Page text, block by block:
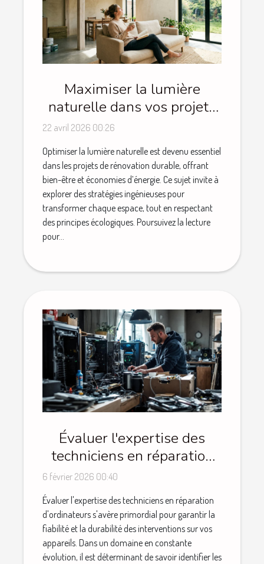
Maximiser la lumière
naturelle dans vos projets
de rénovation durable
22 avril 2026 00:26
Optimiser la lumière naturelle est devenu essentiel
dans les projets de rénovation durable, offrant
bien-être et économies d’énergie. Ce sujet invite à
explorer des stratégies ingénieuses pour
transformer chaque espace, tout en respectant
des principes écologiques. Poursuivez la lecture
pour...
Évaluer l'expertise des
techniciens en réparation
d'ordinateurs
6 février 2026 00:40
Évaluer l'expertise des techniciens en réparation
d'ordinateurs s'avère primordial pour garantir la
fiabilité et la durabilité des interventions sur vos
appareils. Dans un domaine en constante
évolution, il est déterminant de savoir identifier les